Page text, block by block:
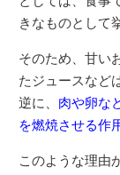
きなものとして
そのため、甘い
たジュースなど
逆に、 肉や卵な
を燃焼させる作
このような理由